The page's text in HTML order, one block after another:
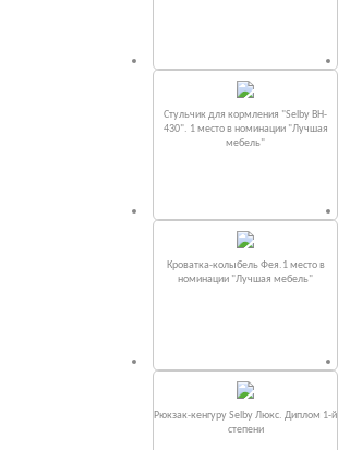
Стульчик для кормления "Selby BH-
430". 1 место в номинации "Лучшая
мебель"
Кроватка-колыбель Фея.1 место в
номинации "Лучшая мебель"
Рюкзак-кенгуру Selby Люкс. Диплом 1-й
степени